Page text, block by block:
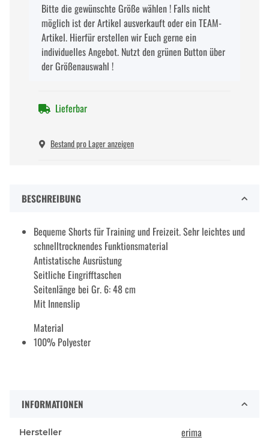
xBitte die gewünschte Größe wählen ! Falls nicht
möglich ist der Artikel ausverkauft oder ein TEAM-
Artikel. Hierfür erstellen wir Euch gerne ein
individuelles Angebot. Nutzt den grünen Button über
der Größenauswahl !
Lieferbar
Bestand pro Lager anzeigen
BESCHREIBUNG
Bequeme Shorts für Training und Freizeit. Sehr leichtes und
schnelltrocknendes Funktionsmaterial
Antistatische Ausrüstung
Seitliche Eingrifftaschen
Seitenlänge bei Gr. 6: 48 cm
Mit Innenslip
Material
100% Polyester
INFORMATIONEN
Hersteller erima